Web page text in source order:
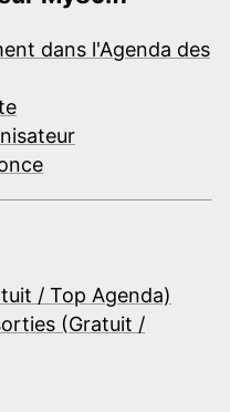
dans l'Agenda des
/ Top Agenda)
(Gratuit /